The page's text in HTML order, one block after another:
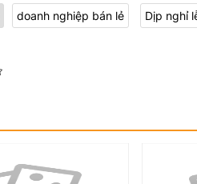
doanh nghiệp bán lẻ Dịp nghỉ